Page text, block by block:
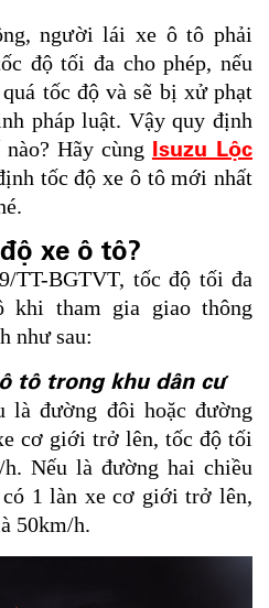
người lái xe ô tô phải
độ tối đa cho phép, nếu
tốc độ và sẽ bị xử phạt
pháp luật. Vậy quy định
Hãy cùng Isuzu Lộc
tốc độ xe ô tô mới nhất
xe ô tô?
TT-BGTVT, tốc độ tối đa
khi tham gia giao thông
như sau:
tô trong khu dân cư
là đường đôi hoặc đường
cơ giới trở lên, tốc độ tối
Nếu là đường hai chiều
1 làn xe cơ giới trở lên,
50km/h.